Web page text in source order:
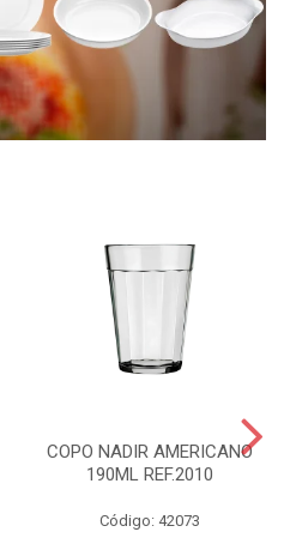
COPO NADIR AMERICANO
190ML REF.2010
Código: 42073